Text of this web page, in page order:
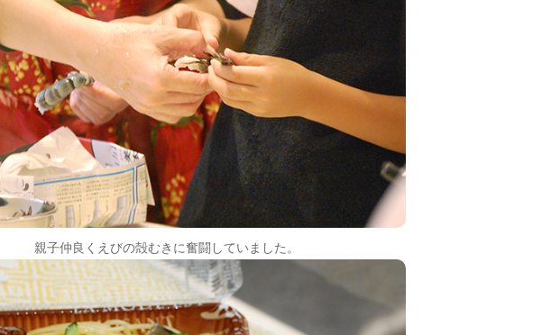
親子仲良くえびの殻むきに奮闘していました。